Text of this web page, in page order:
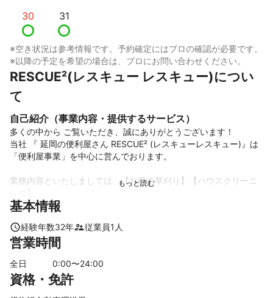
30 31
※空き状況は参考情報です。予約確定にはプロの確認が必要です。
※以降の予定を希望の場合は、プロにお問い合わせください。
RESCUE²(レスキュー レスキュー)につい
て
自己紹介（事業内容・提供するサービス）
多くの中から ご覧いただき、誠にありがとうございます！
当社 『 延岡の便利屋さん RESCUE² (レスキューレスキュー)』は
「便利屋事業」を中心に営んでおります。
業務内容といたしましては、【お庭の草刈り】【ハウスクリーニ
【単身向け引っ越し】【家具移動】【空家管理】【お墓参り代
力仕事からお掃除まで その他 特殊作業も 承っております。
建築
現場で指揮を取ってきた 経験と技術、知識があります。
基本情報
経験年数32年 従業員1 人
営業時間
全日 0:00〜24:00
資格・免許